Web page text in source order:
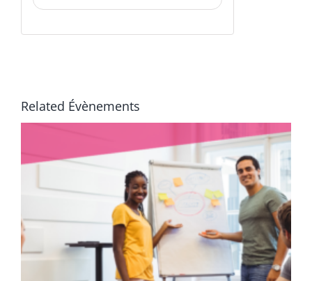
Related Évènements